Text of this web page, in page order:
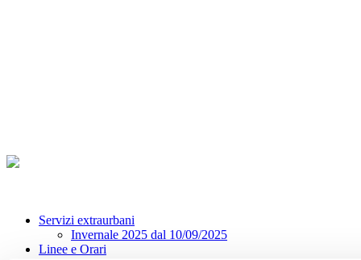
Servizi extraurbani
Invernale 2025 dal 10/09/2025
Linee e Orari